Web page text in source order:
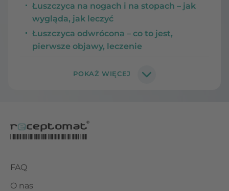
Łuszczyca na nogach i na stopach – jak
wygląda, jak leczyć
Łuszczyca odwrócona – co to jest,
pierwsze objawy, leczenie
FAQ
O nas